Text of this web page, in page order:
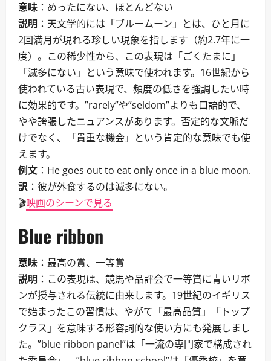
意味 ：めったにない、ほとんどない
説明 ：天文学的には「ブルームーン」とは、ひと月に
2回満月が現れる珍しい現象を指します（約2.7年に一
度）。この稀少性から、この表現は「ごくたまに」
「滅多にない」という意味で使われます。16世紀から
使われている古い表現で、頻度の低さを強調したい時
に効果的です。”rarely”や”seldom”よりも口語的で、
やや誇張したニュアンスがあります。否定的な文脈だ
けでなく、「貴重な機会」という肯定的な意味でも使
えます。
例文 ：He goes out to eat only once in a blue moon.
訳 ：彼が外食するのは滅多にない。
🎬映画のシーンで見る
Blue ribbon
意味 ：最高の賞、一等賞
説明 ：この表現は、競馬や品評会で一等賞に青いリボ
ンが授与される伝統に由来します。19世紀のイギリス
で始まったこの習慣は、やがて「最高品質」「トップ
クラス」を意味する形容詞的な使い方にも発展しまし
た。”blue ribbon panel”は「一流の専門家で構成され